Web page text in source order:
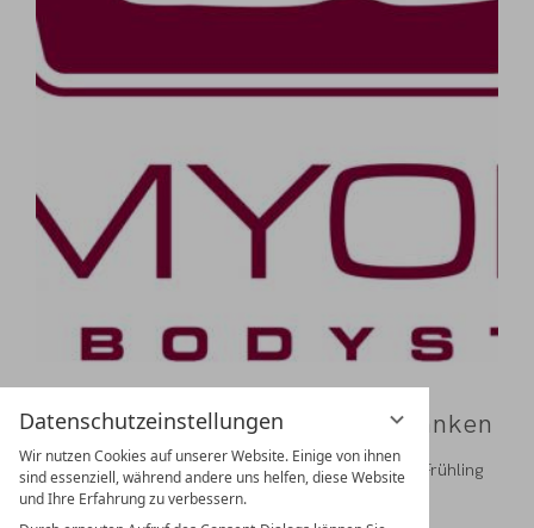
Datenschutzeinstellungen
Wir nutzen Cookies auf unserer Website. Einige von ihnen
sind essenziell, während andere uns helfen, diese Website
und Ihre Erfahrung zu verbessern.
Slimyonik® – im Liegen erschlanken
Alle Jahre wieder steigt mit den Temperaturen im Frühling
und Sommer auch die Zahl der Produkte und